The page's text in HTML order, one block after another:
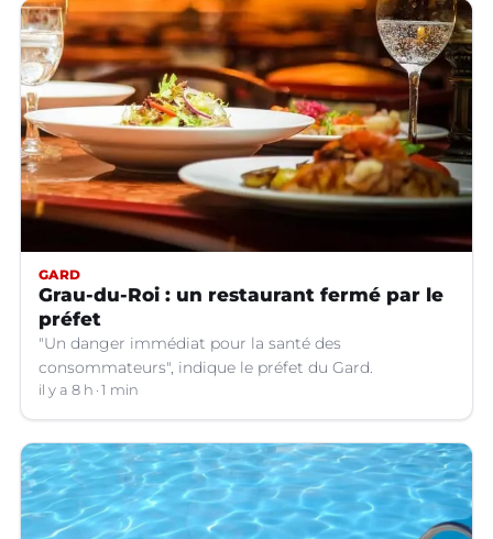
GARD
Grau-du-Roi : un restaurant fermé par le
préfet
"Un danger immédiat pour la santé des
consommateurs", indique le préfet du Gard.
il y a 8 h 1 min